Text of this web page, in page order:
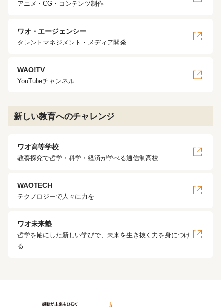
アニメ・CG・コンテンツ制作
ワオ・エージェンシー
タレントマネジメント・メディア開発
WAO!TV
YouTubeチャンネル
新しい教育へのチャレンジ
ワオ高等学校
教養探究で哲学・科学・経済が学べる通信制高校
WAOTECH
テクノロジーで人々に力を
ワオ未来塾
哲学を軸にした新しい学びで、未来を生き抜く力を身につけ
る